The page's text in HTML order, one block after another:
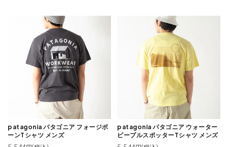
patagonia パタゴニア フォージボ
ーンTシャツ メンズ
patagonia パタゴニア ウォーター
ピープルスポッターTシャツ メンズ